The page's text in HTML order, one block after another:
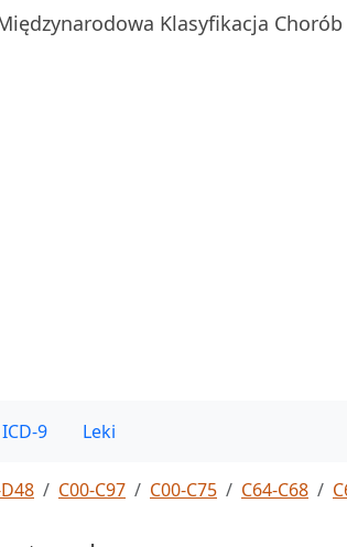
Klasyfikacja
ICD-9 Leki
C00-C97 C00-C75 C64-C68